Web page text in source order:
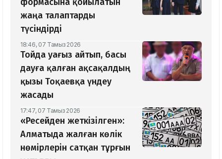
жаңа талаптарды
түсіндірді
18:46, 07 Тамыз 2026
Тойда уағыз айтып, басы
дауға қалған ақсақалдың
қызы Тоқаевқа үндеу
жасады
17:47, 07 Тамыз 2026
«Ресейден жеткізілген»:
Алматыда жалған көлік
нөмірлерін сатқан тұрғын